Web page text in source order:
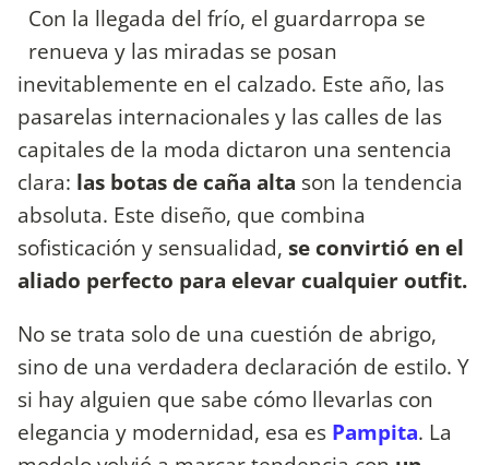
Con la llegada del frío, el guardarropa se
renueva y las miradas se posan
inevitablemente en el calzado. Este año, las
pasarelas internacionales y las calles de las
capitales de la moda dictaron una sentencia
clara: las botas de caña alta son la tendencia
absoluta. Este diseño, que combina
sofisticación y sensualidad, se convirtió en el
aliado perfecto para elevar cualquier outfit.
No se trata solo de una cuestión de abrigo,
sino de una verdadera declaración de estilo. Y
si hay alguien que sabe cómo llevarlas con
elegancia y modernidad, esa es Pampita. La